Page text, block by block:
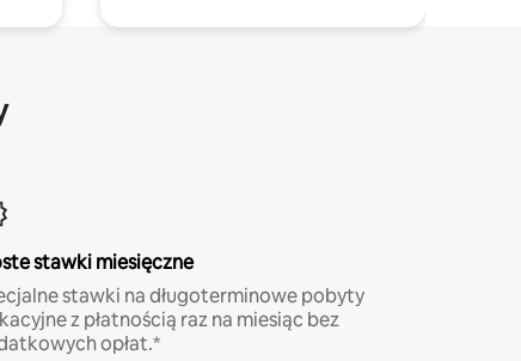
stawki miesięczne
stawki na długoterminowe pobyty
z płatnością raz na miesiąc bez
opłat.*